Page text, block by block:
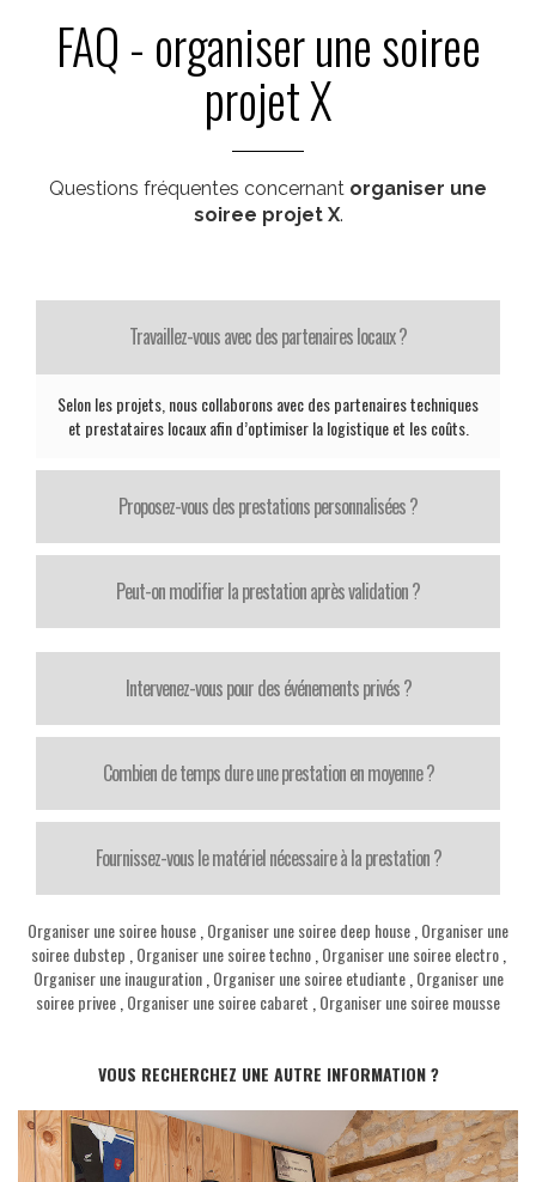
FAQ - organiser une soiree
projet X
Questions fréquentes concernant organiser une
soiree projet X.
Travaillez-vous avec des partenaires locaux ?
Selon les projets, nous collaborons avec des partenaires techniques
et prestataires locaux afin d’optimiser la logistique et les coûts.
Proposez-vous des prestations personnalisées ?
Peut-on modifier la prestation après validation ?
Intervenez-vous pour des événements privés ?
Combien de temps dure une prestation en moyenne ?
Fournissez-vous le matériel nécessaire à la prestation ?
Organiser une soiree house,Organiser une soiree deep house,Organiser une
soiree dubstep ,Organiser une soiree techno,Organiser une soiree electro,
Organiser une inauguration,Organiser une soiree etudiante,Organiser une
soiree privee,Organiser une soiree cabaret ,Organiser une soiree mousse
VOUS RECHERCHEZ UNE AUTRE INFORMATION ?